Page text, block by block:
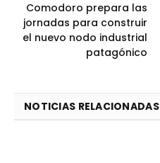
Comodoro prepara las
jornadas para construir
el nuevo nodo industrial
patagónico
NOTICIAS RELACIONADAS